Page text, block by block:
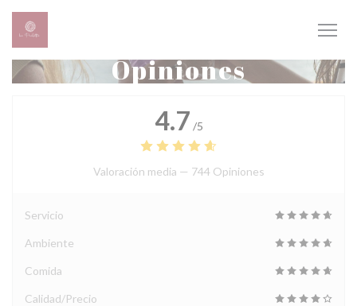
Personalización de sus opciones de cookies
Opiniones
4.7 /5
Valoración media — 744 Opiniones
Servicio
Ambiente
Comida
Calidad/Precio